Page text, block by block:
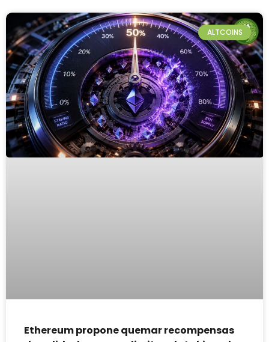
ALTCOINS
Ethereum propone quemar recompensas